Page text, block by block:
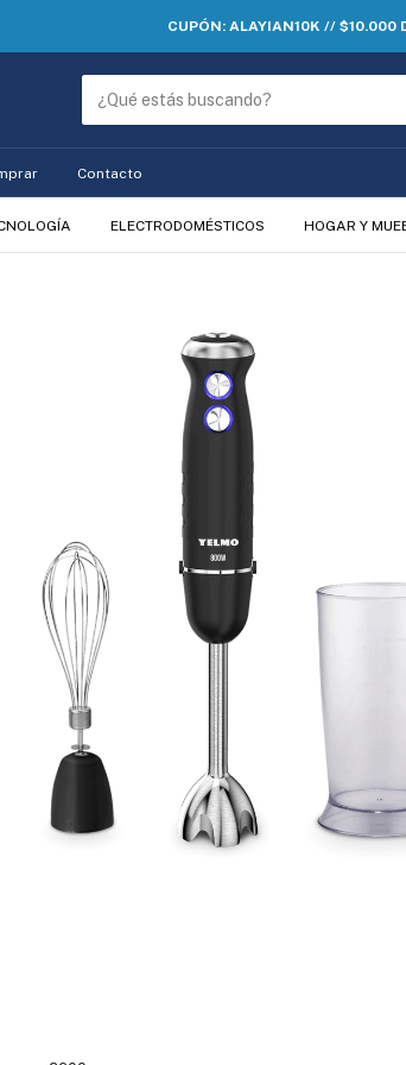
CUPÓN: ALAYIAN10K // $10.000
Contacto
ELECTRODOMÉSTICOS HOGAR Y